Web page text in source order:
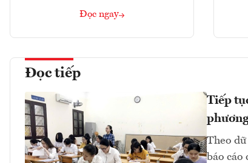
Đọc ngay
Đọc tiếp
Tiếp
Theo
báo cáo